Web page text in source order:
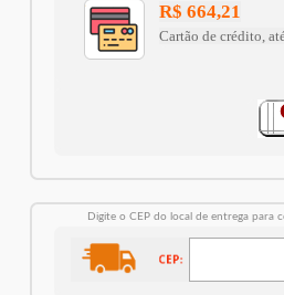
R$ 664,21
Cartão de crédito,
Digite o CEP do local de entrega para